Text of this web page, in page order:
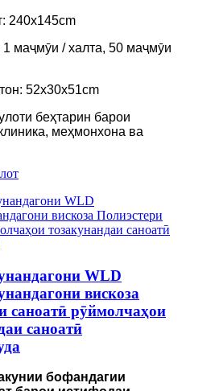
240x145cm
1 маҷмӯи / халта, 50 маҷмӯи
52x30x51cm
беҳтарин барои
меҳмонхона ва
WLD
вискоза
саноатӣ рӯймолчаҳои
саноатӣ
бофандагии